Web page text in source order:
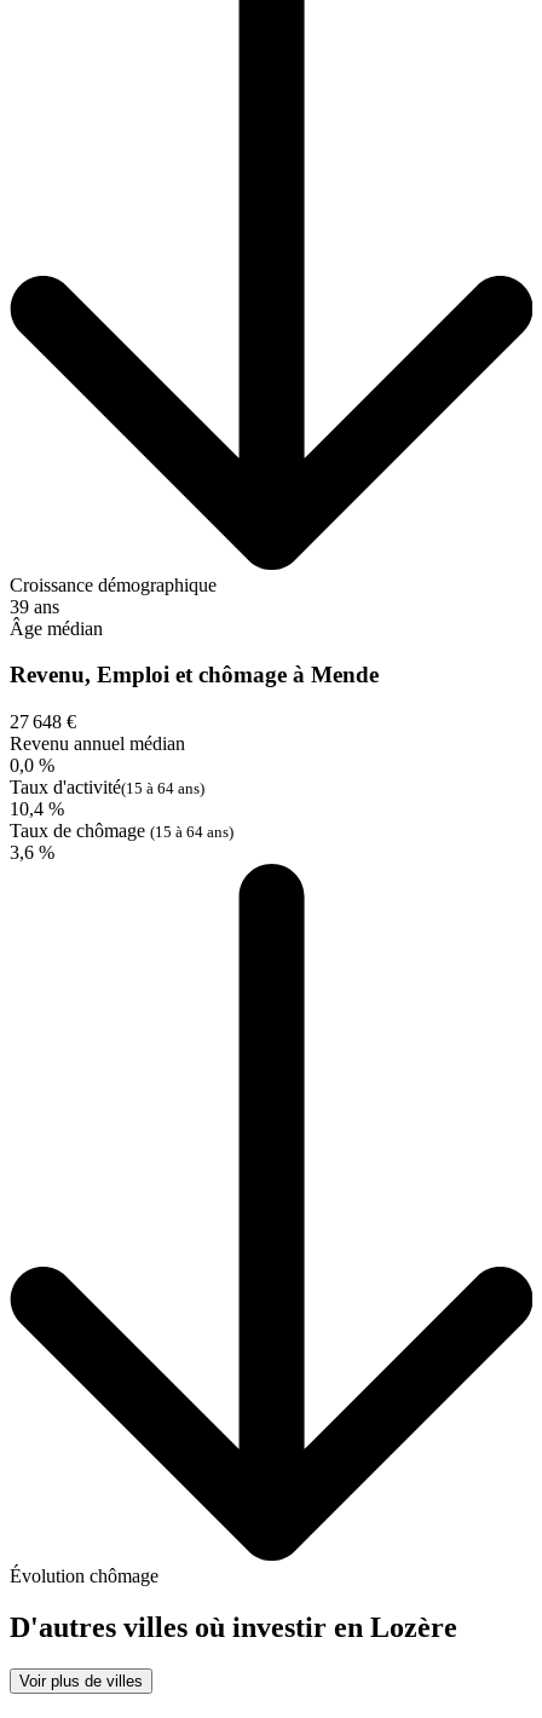
Croissance démographique
39 ans
Âge médian
Revenu, Emploi et chômage à Mende
27 648 €
Revenu annuel médian
0,0 %
Taux d'activité(15 à 64 ans)
10,4 %
Taux de chômage (15 à 64 ans)
3,6 %
Évolution chômage
D'autres villes où investir en Lozère
Voir plus de villes